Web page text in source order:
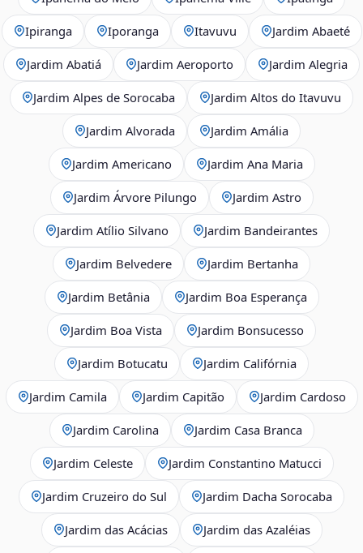
Ipiranga Iporanga Itavuvu Jardim Abaeté
Jardim Abatiá Jardim Aeroporto Jardim Alegria
Jardim Alpes de Sorocaba Jardim Altos do Itavuvu
Jardim Alvorada Jardim Amália
Jardim Americano Jardim Ana Maria
Jardim Árvore Pilungo Jardim Astro
Jardim Atílio Silvano Jardim Bandeirantes
Jardim Belvedere Jardim Bertanha
Jardim Betânia Jardim Boa Esperança
Jardim Boa Vista Jardim Bonsucesso
Jardim Botucatu Jardim Califórnia
Jardim Camila Jardim Capitão Jardim Cardoso
Jardim Carolina Jardim Casa Branca
Jardim Celeste Jardim Constantino Matucci
Jardim Cruzeiro do Sul Jardim Dacha Sorocaba
Jardim das Acácias Jardim das Azaléias